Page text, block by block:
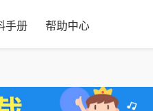
手册 帮助中心